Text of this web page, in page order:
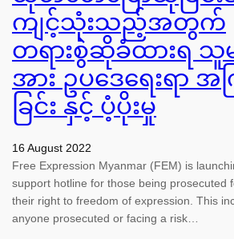
ကျင့်သုံးသည့်အတွက်
တရားစွဲဆိုခံထားရ သူမ
အား ဥပဒေရေးရာ အ
ခြင်း နှင့် ပံ့ပိုးမှု
16 August 2022
Free Expression Myanmar (FEM) is
support hotline for those being prosecuted
their right to freedom of expression. This
anyone prosecuted or facing a risk…